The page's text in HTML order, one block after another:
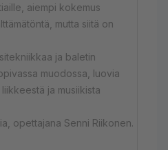
aiempi kokemus
mutta siitä on
ja baletin
muodossa, luovia
ja musiikista
opettajana Senni Riikonen.